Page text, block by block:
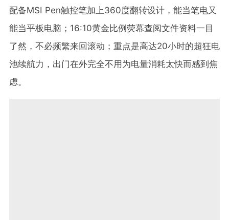
配备MSI Pen触控笔加上360度翻转设计，能当笔电又
能当平板电脑；16:10黄金比例荧幕查阅文件资料一目
了然，不必频繁来回滚动；重点是高达20小时的超狂电
池续航力，出门在外完全不用为电量消耗太快而感到焦
虑。